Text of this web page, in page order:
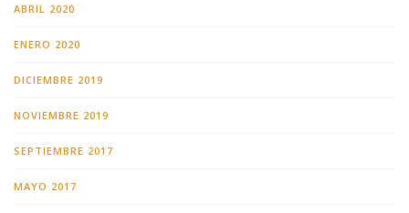
ABRIL 2020
ENERO 2020
DICIEMBRE 2019
NOVIEMBRE 2019
SEPTIEMBRE 2017
MAYO 2017